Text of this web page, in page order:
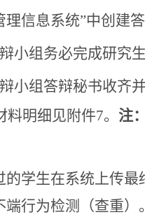
信息系统”中创建答
小组务必完成研究生
小组答辩秘书收齐
明细见附件7。 注
学生在系统上传最
行为检测（查重）。